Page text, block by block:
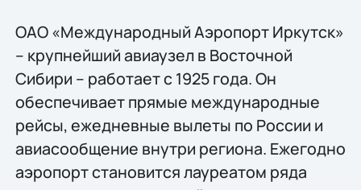
ОАО «Международный Аэропорт Иркутск»
– крупнейший авиаузел в Восточной
Сибири – работает с 1925 года. Он
обеспечивает прямые международные
рейсы, ежедневные вылеты по России и
авиасообщение внутри региона. Ежегодно
аэропорт становится лауреатом ряда